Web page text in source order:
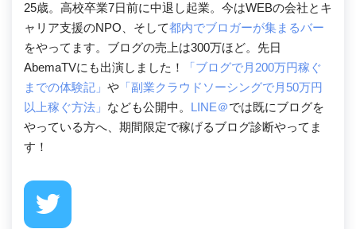
25歳。高校卒業7日前に中退し起業。今はWEBの会社とキ
ャリア支援のNPO、そして都内でブロガーが集まるバー
をやってます。ブログの売上は300万ほど。先日
AbemaTVにも出演しました！
「ブログで月200万円稼ぐ
までの体験記」 や 「副業クラウドソーシングで月50万円
以上稼ぐ方法」 なども公開中。 LINE＠では既にブログを
やっている方へ、期間限定で稼げるブログ診断やってま
す！